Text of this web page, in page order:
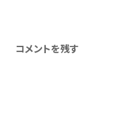
コメントを残す